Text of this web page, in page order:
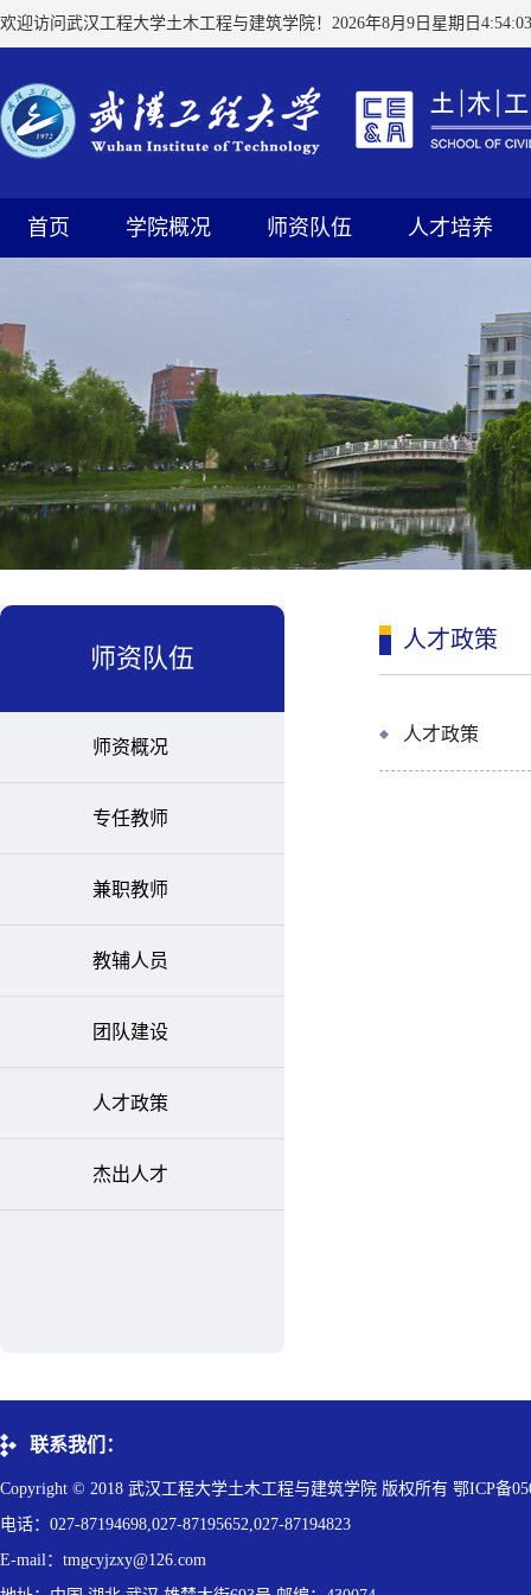
欢迎访问武汉工程大学土木工程与建筑学院！ 2026年8月9日星期日4:54:04
首页 学院概况 师资队伍 人才培养
师资队伍
师资概况
专任教师
兼职教师
教辅人员
团队建设
人才政策
杰出人才
人才政策
人才政策
联系我们：
Copyright © 2018 武汉工程大学土木工程与建筑学院 版权所有 鄂ICP备
电话：027-87194698,027-87195652,027-87194823
E-mail：tmgcyjzxy@126.com